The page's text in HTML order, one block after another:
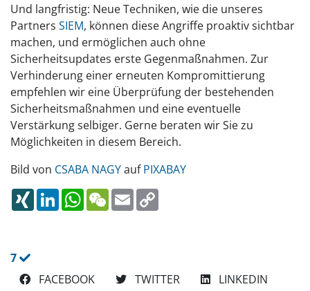
Und langfristig: Neue Techniken, wie die unseres
Partners SIEM, können diese Angriffe proaktiv sichtbar
machen, und ermöglichen auch ohne
Sicherheitsupdates erste Gegenmaßnahmen. Zur
Verhinderung einer erneuten Kompromittierung
empfehlen wir eine Überprüfung der bestehenden
Sicherheitsmaßnahmen und eine eventuelle
Verstärkung selbiger. Gerne beraten wir Sie zu
Möglichkeiten in diesem Bereich.
Bild von CSABA NAGYaufPIXABAY
XINGLINKEDINWHATSAPP
WECHAT
EMAIL
7
FACEBOOK
TWITTER
LINKEDIN